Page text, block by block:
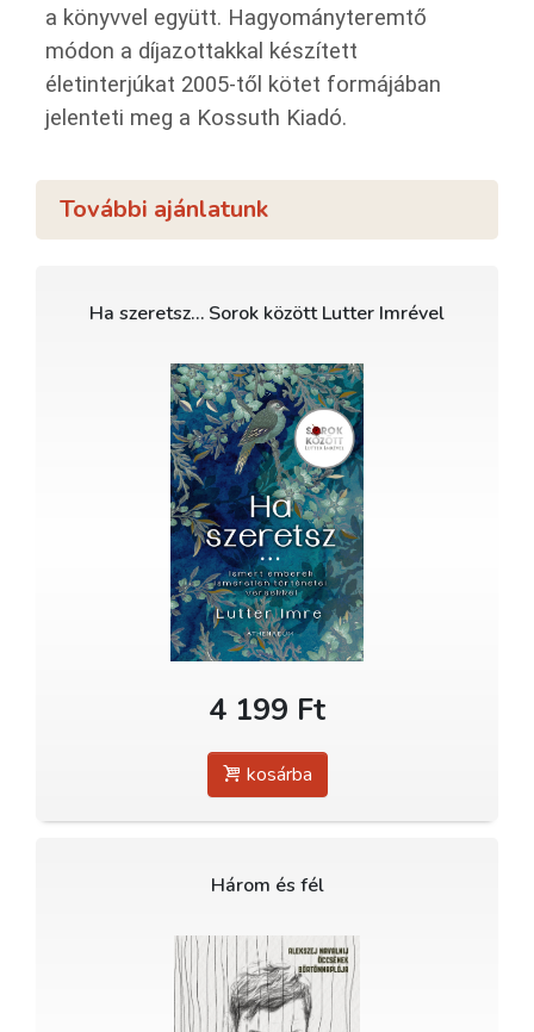
a könyvvel együtt. Hagyományteremtő
módon a díjazottakkal készített
életinterjúkat 2005-től kötet formájában
jelenteti meg a Kossuth Kiadó.
További ajánlatunk
Ha szeretsz… Sorok között Lutter Imrével
4 199 Ft
kosárba
Három és fél